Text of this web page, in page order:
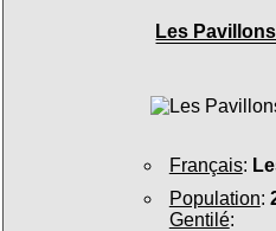
Les
Français:
Population:
Gentilé: